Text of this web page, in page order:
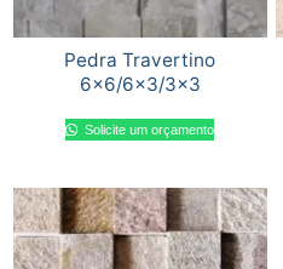
Pedra Travertino
6×6/6×3/3×3
Solicite um orçamento